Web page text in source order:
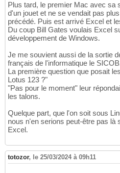
Plus tard, le premier Mac avec sa
d'un jouet et ne se vendait pas
précédé. Puis est arrivé Excel et
Du coup Bill Gates voulais Excel
développement de Windows.
Je me souvient aussi de la sortie
français de l'informatique le
La première question que posait
Lotus 123 ?"
"Pas pour le moment" leur
les talons.
Quelque part, que l'on soit sous
nous n'en serions peut-être pas là
Excel.
totozor, le 25/03/2024 à 09h11